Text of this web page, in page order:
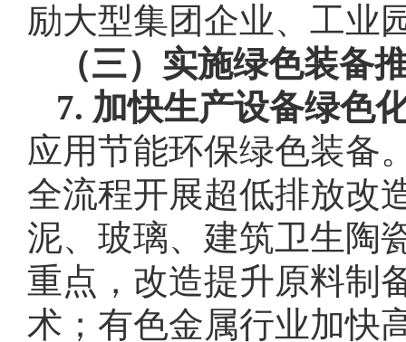
励大型集团企业、工业
（三）实施绿色装备
7. 加快生产设备绿色
应用节能环保绿色装备
全流程开展超低排放改
泥、玻璃、建筑卫生陶
重点，改造提升原料制
术；有色金属行业加快